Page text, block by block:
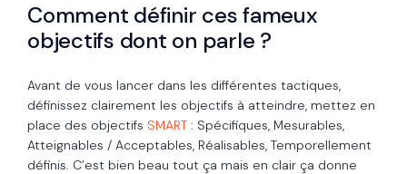
Comment définir ces fameux
objectifs dont on parle ?
Avant de vous lancer dans les différentes tactiques,
définissez clairement les objectifs à atteindre, mettez en
place des objectifs SMART : Spécifiques, Mesurables,
Atteignables / Acceptables, Réalisables, Temporellement
définis. C’est bien beau tout ça mais en clair ça donne